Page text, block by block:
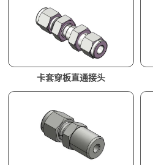
卡套穿板直通接头